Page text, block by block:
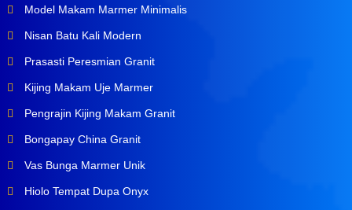
Model Makam Marmer Minimalis
Nisan Batu Kali Modern
Prasasti Peresmian Granit
Kijing Makam Uje Marmer
Pengrajin Kijing Makam Granit
Bongapay China Granit
Vas Bunga Marmer Unik
Hiolo Tempat Dupa Onyx